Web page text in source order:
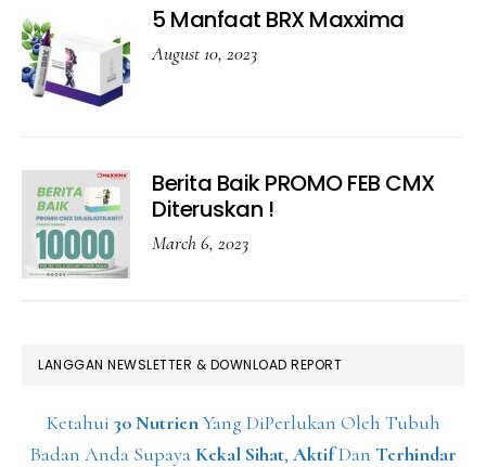
5 Manfaat BRX Maxxima
August 10, 2023
Berita Baik PROMO FEB CMX
Diteruskan !
March 6, 2023
LANGGAN NEWSLETTER & DOWNLOAD REPORT
Ketahui 30 NutrienYang DiPerlukan Oleh Tubuh
Badan Anda Supaya Kekal Sihat, AktifDan Terhindar